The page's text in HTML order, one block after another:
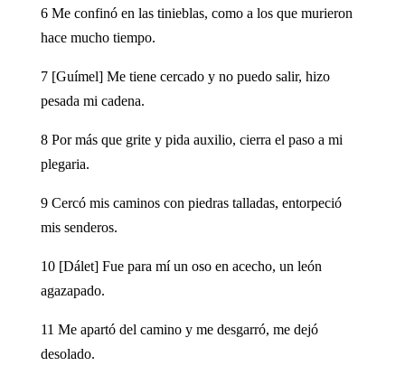
6 Me confinó en las tinieblas, como a los que murieron
hace mucho tiempo.
7 [Guímel] Me tiene cercado y no puedo salir, hizo
pesada mi cadena.
8 Por más que grite y pida auxilio, cierra el paso a mi
plegaria.
9 Cercó mis caminos con piedras talladas, entorpeció
mis senderos.
10 [Dálet] Fue para mí un oso en acecho, un león
agazapado.
11 Me apartó del camino y me desgarró, me dejó
desolado.